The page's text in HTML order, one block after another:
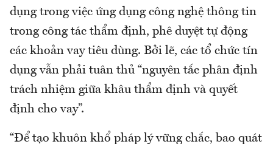
dụng trong việc ứng dụng công nghệ thông tin
trong công tác thẩm định, phê duyệt tự động
các khoản vay tiêu dùng. Bởi lẽ, các tổ chức tín
dụng vẫn phải tuân thủ “nguyên tắc phân định
trách nhiệm giữa khâu thẩm định và quyết
định cho vay”.
“Để tạo khuôn khổ pháp lý vững chắc, bao quát